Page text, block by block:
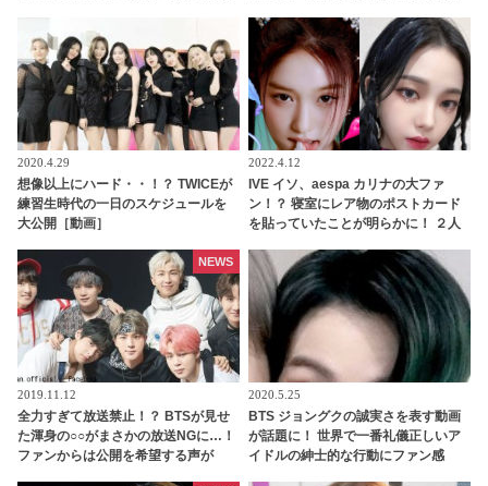
ー驚愕
2020.4.29
想像以上にハード・・！？ TWICEが
練習生時代の一日のスケジュールを
大公開［動画］
2022.4.12
IVE イソ、aespa カリナの大ファ
ン！？ 寝室にレア物のポストカード
を貼っていたことが明らかに！ ２人
2019.11.12
全力すぎて放送禁止！？ BTSが見せ
た渾身の○○がまさかの放送NGに…！
ファンからは公開を希望する声が
NEWS
2020.5.25
BTS ジョングクの誠実さを表す動画
が話題に！ 世界で一番礼儀正しいア
イドルの紳士的な行動にファン感